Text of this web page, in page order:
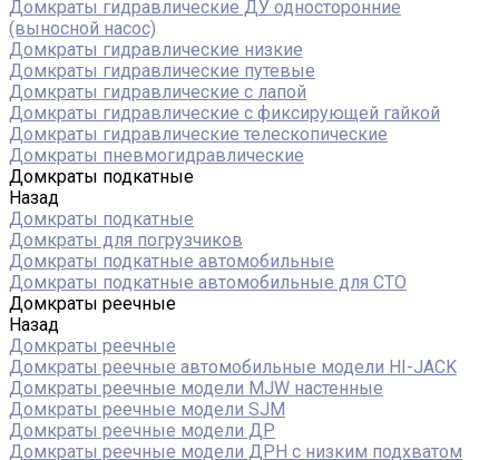
Домкраты гидравлические ДУ односторонние
(выносной насос)
Домкраты гидравлические низкие
Домкраты гидравлические путевые
Домкраты гидравлические с лапой
Домкраты гидравлические с фиксирующей гайкой
Домкраты гидравлические телескопические
Домкраты пневмогидравлические
Домкраты подкатные
Назад
Домкраты подкатные
Домкраты для погрузчиков
Домкраты подкатные автомобильные
Домкраты подкатные автомобильные для СТО
Домкраты реечные
Назад
Домкраты реечные
Домкраты реечные автомобильные модели HI-JACK
Домкраты реечные модели MJW настенные
Домкраты реечные модели SJM
Домкраты реечные модели ДР
Домкраты реечные модели ДРН с низким подхватом